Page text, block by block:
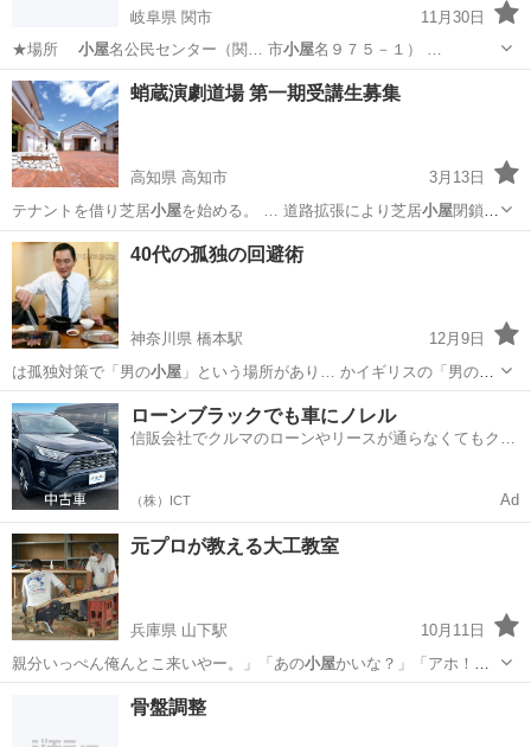
岐阜県 関市
11月30日
★場所 小屋名公民センター（関… 市小屋名９７５－１） …
岐阜 関市 その他
蛸蔵演劇道場 第一期受講生募集
高知県 高知市
3月13日
テナントを借り芝居小屋 を始める。 … 道路拡張により芝居小屋閉鎖。
一旦、実…
高知 高知市 その他 お芝居
40代の孤独の回避術
神奈川県 橋本駅
12月9日
は孤独対策で「男の小屋」という場所があり… かイギリスの「男の小
屋」「歩きサッカー」…
神奈川 相模原市 橋本駅 空手/他格闘技
ローンブラックでも車にノレル
信販会社でクルマのローンやリースが通らなくてもクル
（株）ICT Ad
元プロが教える大工教室
兵庫県 山下駅
10月11日
親分いっぺん俺んとこ来いやー。」「あの小屋かいな？」「アホ！言
え、一万五千坪のほ…山下駅
骨盤調整